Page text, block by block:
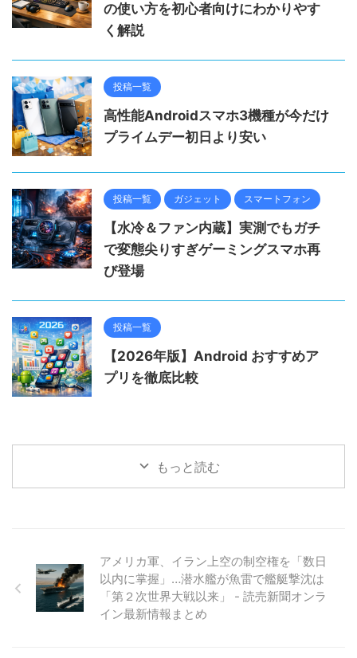
の使い方を初心者向けにわかりやす
く解説
投稿一覧
高性能Androidスマホ3機種が今だけ
プライムデー初日より安い
投稿一覧 ガジェット スマートフォン
【水冷＆ファン内蔵】実測でもガチ
で変態尖りすぎゲーミングスマホ再
び登場
投稿一覧
【2026年版】Android おすすめア
プリを徹底比較
もっと読む
アメリカ軍、イラン上空の制空権を「数日
以内に掌握」…潜水艦が魚雷で艦艇撃沈は
「第２次世界大戦以来」 - 読売新聞オンラ
イン最新情報まとめ